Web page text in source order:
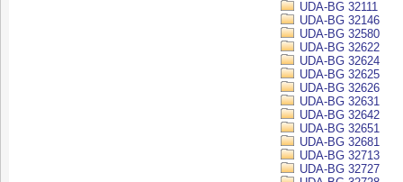
UDA-BG 32111
UDA-BG 32146
UDA-BG 32580
UDA-BG 32622
UDA-BG 32624
UDA-BG 32625
UDA-BG 32626
UDA-BG 32631
UDA-BG 32642
UDA-BG 32651
UDA-BG 32681
UDA-BG 32713
UDA-BG 32727